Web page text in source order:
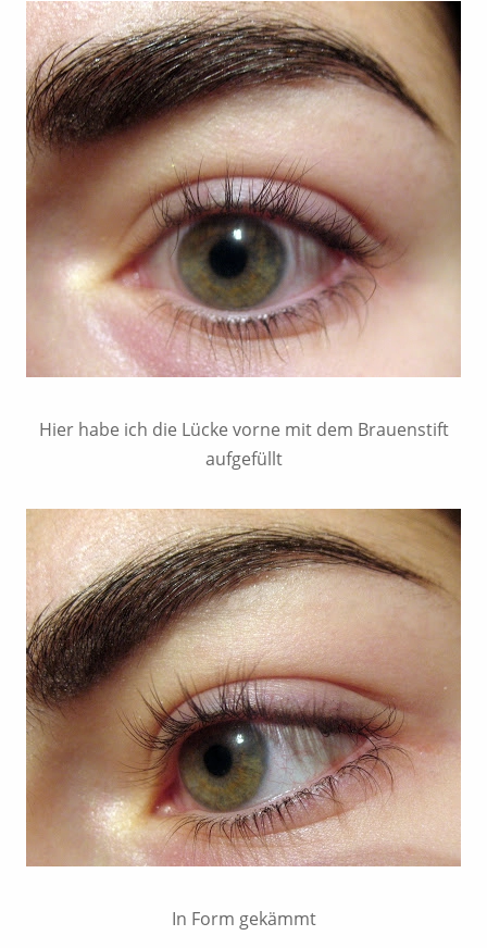
Hier habe ich die Lücke vorne mit dem Brauenstift
aufgefüllt
In Form gekämmt